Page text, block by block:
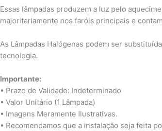
Essas lâmpadas produzem a luz pelo
majoritariamente nos faróis principais e
As Lâmpadas Halógenas podem ser
tecnologia.
Importante:
• Prazo de Validade: Indeterminado
• Valor Unitário (1 Lâmpada)
• Imagens Meramente Ilustrativas.
• Recomendamos que a instalação seja feita